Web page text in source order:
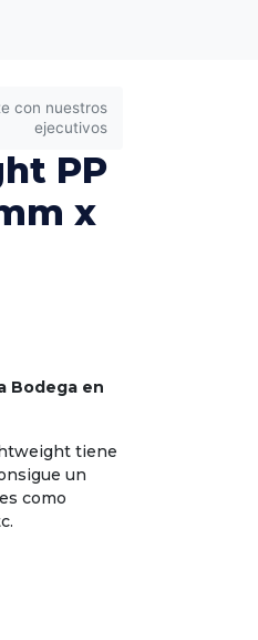
con nuestros
ejecutivos
PP
x
Bodega en
tiene
un
como